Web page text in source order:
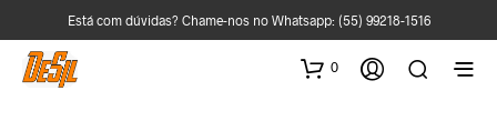
Está com dúvidas? Chame-nos no Whatsapp: (55) 99218-1516
0